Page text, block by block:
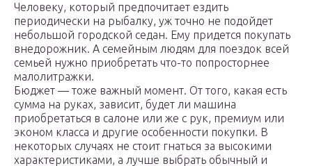
Человеку, который предпочитает ездить
периодически на рыбалку, уж точно не подойдет
небольшой городской седан. Ему придется покупать
внедорожник. А семейным людям для поездок всей
семьей нужно приобретать что-то попросторнее
малолитражки.
Бюджет — тоже важный момент. От того, какая есть
сумма на руках, зависит, будет ли машина
приобретаться в салоне или же с рук, премиум или
эконом класса и другие особенности покупки. В
некоторых случаях не стоит гнаться за высокими
характеристиками, а лучше выбрать обычный и